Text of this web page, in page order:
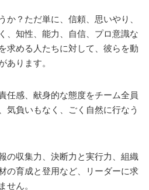
か？ただ単に、信頼、思いやり、
、知性、能力、自信、プロ意識な
求める人たちに対して、彼らを動
あります。
任感、献身的な態度をチーム全員
気負いもなく、ごく自然に行なう
の収集力、決断力と実行力、組織
の育成と登用など、リーダーに求
せん。